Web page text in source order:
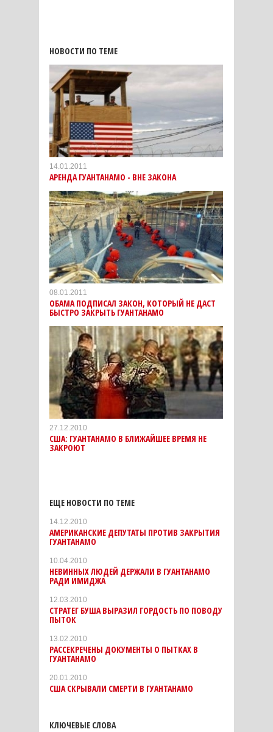
НОВОСТИ ПО ТЕМЕ
14.01.2011
АРЕНДА ГУАНТАНАМО - ВНЕ ЗАКОНА
08.01.2011
ОБАМА ПОДПИСАЛ ЗАКОН, КОТОРЫЙ НЕ ДАСТ
БЫСТРО ЗАКРЫТЬ ГУАНТАНАМО
27.12.2010
США: ГУАНТАНАМО В БЛИЖАЙШЕЕ ВРЕМЯ НЕ
ЗАКРОЮТ
ЕЩЕ НОВОСТИ ПО ТЕМЕ
14.12.2010
АМЕРИКАНСКИЕ ДЕПУТАТЫ ПРОТИВ ЗАКРЫТИЯ
ГУАНТАНАМО
10.04.2010
НЕВИННЫХ ЛЮДЕЙ ДЕРЖАЛИ В ГУАНТАНАМО
РАДИ ИМИДЖА
12.03.2010
СТРАТЕГ БУША ВЫРАЗИЛ ГОРДОСТЬ ПО ПОВОДУ
ПЫТОК
13.02.2010
РАССЕКРЕЧЕНЫ ДОКУМЕНТЫ О ПЫТКАХ В
ГУАНТАНАМО
20.01.2010
США СКРЫВАЛИ СМЕРТИ В ГУАНТАНАМО
КЛЮЧЕВЫЕ СЛОВА